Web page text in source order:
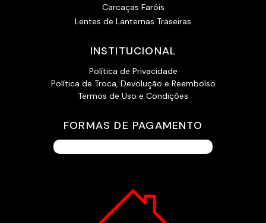
Carcaças Faróis
Lentes de Lanternas Traseiras
INSTITUCIONAL
Política de Privacidade
Política de Troca, Devolução e Reembolso
Termos de Uso e Condições
FORMAS DE PAGAMENTO